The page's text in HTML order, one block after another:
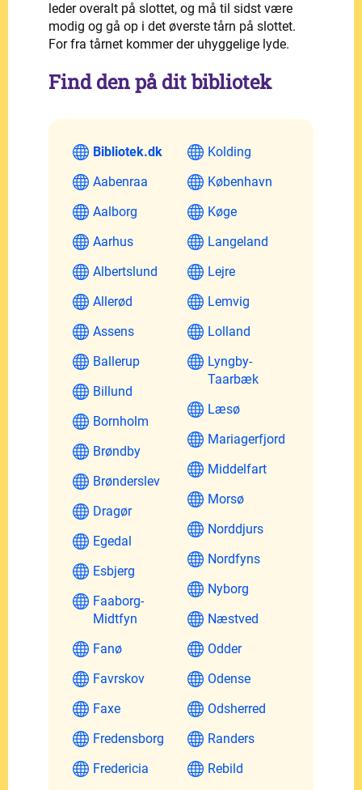
leder overalt på slottet, og må til sidst være
modig og gå op i det øverste tårn på slottet.
For fra tårnet kommer der uhyggelige lyde.
Find den på dit bibliotek
Bibliotek.dk
Aabenraa
Aalborg
Aarhus
Albertslund
Allerød
Assens
Ballerup
Billund
Bornholm
Brøndby
Brønderslev
Dragør
Egedal
Esbjerg
Faaborg-
Midtfyn
Fanø
Favrskov
Faxe
Fredensborg
Fredericia
Kolding
København
Køge
Langeland
Lejre
Lemvig
Lolland
Lyngby-
Taarbæk
Læsø
Mariagerfjord
Middelfart
Morsø
Norddjurs
Nordfyns
Nyborg
Næstved
Odder
Odense
Odsherred
Randers
Rebild